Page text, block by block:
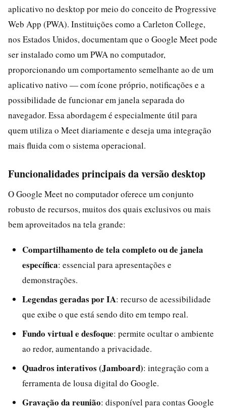
aplicativo no desktop por meio do conceito de Progressive
Web App (PWA). Instituições como a Carleton College,
nos Estados Unidos, documentam que o Google Meet pode
ser instalado como um PWA no computador,
proporcionando um comportamento semelhante ao de um
aplicativo nativo — com ícone próprio, notificações e a
possibilidade de funcionar em janela separada do
navegador. Essa abordagem é especialmente útil para
quem utiliza o Meet diariamente e deseja uma integração
mais fluida com o sistema operacional.
Funcionalidades principais da versão desktop
O Google Meet no computador oferece um conjunto
robusto de recursos, muitos dos quais exclusivos ou mais
bem aproveitados na tela grande:
Compartilhamento de tela completo ou de janela
específica: essencial para apresentações e
demonstrações.
Legendas geradas por IA: recurso de acessibilidade
que exibe o que está sendo dito em tempo real.
Fundo virtual e desfoque: permite ocultar o ambiente
ao redor, aumentando a privacidade.
Quadros interativos (Jamboard): integração com a
ferramenta de lousa digital do Google.
Gravação da reunião: disponível para contas Google